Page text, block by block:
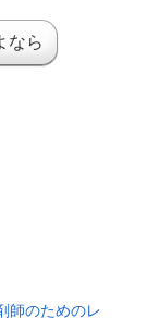
なら
のためのレ